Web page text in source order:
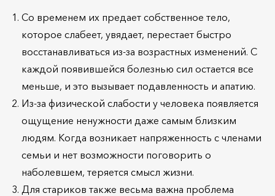
Со временем их предает собственное тело,
которое слабеет, увядает, перестает быстро
восстанавливаться из-за возрастных изменений. С
каждой появившейся болезнью сил остается все
меньше, и это вызывает подавленность и апатию.
Из-за физической слабости у человека появляется
ощущение ненужности даже самым близким
людям. Когда возникает напряженность с членами
семьи и нет возможности поговорить о
наболевшем, теряется смысл жизни.
Для стариков также весьма важна проблема